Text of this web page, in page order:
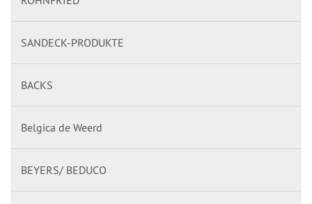
SANDECK-PRODUKTE
BACKS
Belgica de Weerd
BEYERS/ BEDUCO